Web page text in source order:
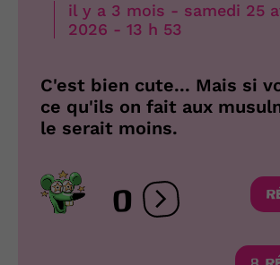
il y a 3 mois - samedi 25
2026 - 13 h 53
C'est bien cute... Mais si
ce qu'ils on fait aux
le serait moins.
0 Ouvrir les